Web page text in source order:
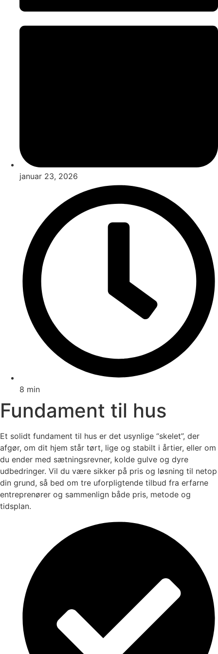
januar 23, 2026
8 min
Fundament til hus
Et solidt fundament til hus er det usynlige “skelet”, der
afgør, om dit hjem står tørt, lige og stabilt i årtier, eller om
du ender med sætningsrevner, kolde gulve og dyre
udbedringer. Vil du være sikker på pris og løsning til netop
din grund, så bed om tre uforpligtende tilbud fra erfarne
entreprenører og sammenlign både pris, metode og
tidsplan.